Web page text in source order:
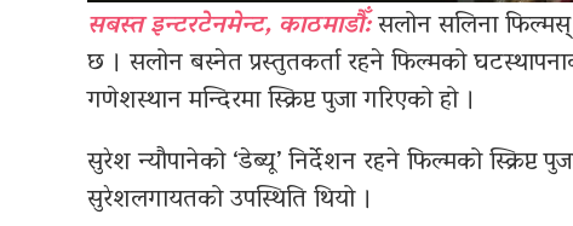
सबस्त इन्टरटेनमेन्ट, काठमाडौँ:सलोन सलिना फिल्मस्
छ । सलोन बस्नेत प्रस्तुतकर्ता रहने फिल्मको
गणेशस्थान मन्दिरमा स्क्रिप्ट पुजा गरिएको हो ।
सुरेश न्यौपानेको ‘डेब्यू’ निर्देशन रहने फिल्मको स्क्रिप्ट
सुरेशलगायतको उपस्थिति थियो ।